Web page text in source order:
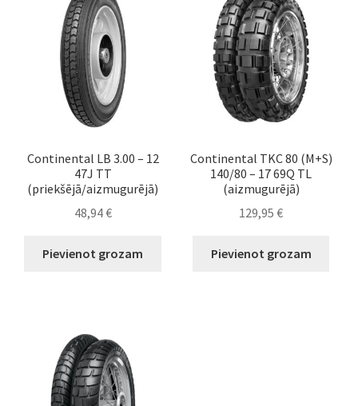
Continental LB 3.00 – 12
47J TT
(priekšējā/aizmugurējā)
48,94€
Pievienot grozam
Continental TKC 80 (M+S)
140/80 – 17 69Q TL
(aizmugurējā)
129,95€
Pievienot grozam